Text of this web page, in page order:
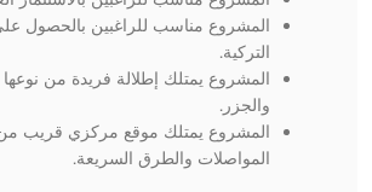
المشروع مناسب للراغبين بالحصول
التركية.
المشروع يمتلك إطلالة فريدة من
والجزر.
المشروع يمتلك موقع مركزي قريب
المواصلات والطرق السريعة.